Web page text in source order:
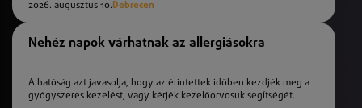
2026. augusztus 10.Debrecen
Nehéz napok várhatnak az allergiásokra
A hatóság azt javasolja, hogy az érintettek időben kezdjék meg a
gyógyszeres kezelést, vagy kérjék kezelőorvosuk segítségét.